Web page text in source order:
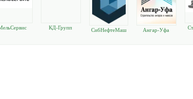
КД-Групп СибНефтеМаш Ангар-Уфа